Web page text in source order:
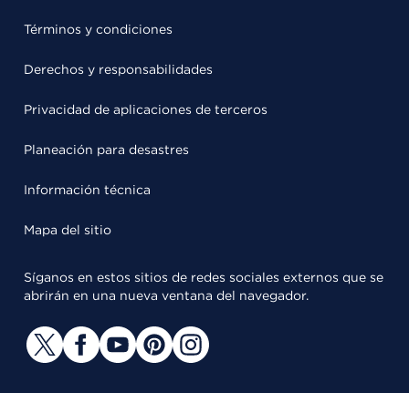
Términos y condiciones
Derechos y responsabilidades
Privacidad de aplicaciones de terceros
Planeación para desastres
Información técnica
Mapa del sitio
Síganos en estos sitios de redes sociales externos que se
abrirán en una nueva ventana del navegador.